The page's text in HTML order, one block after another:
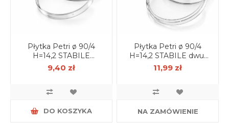
Płytka Petri ø 90/4
H=14,2 STABILE
aseptyczna (z
wentylacją) op. 25 szt.
9,40 zł
DO KOSZYKA
Płytka Petri ø 90/4
H=14,2 STABILE dwu-
komorowa, aseptyczna
(z wentylacją) op. 25 szt.
11,99 zł
NA ZAMÓWIENIE